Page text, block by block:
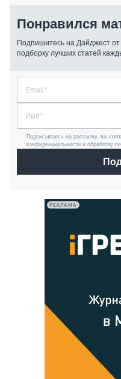
Понравился
Подпишитесь на Дайджест от
подборку лучших статей
Подписываясь на рассылку, вы
конфиденциальности и обработку
РЕКЛАМА